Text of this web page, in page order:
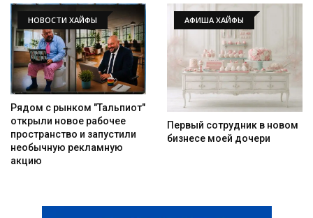
НОВОСТИ ХАЙФЫ
Рядом с рынком "Тальпиот"
открыли новое рабочее
пространство и запустили
необычную рекламную
акцию
АФИША ХАЙФЫ
Первый сотрудник в новом
бизнесе моей дочери